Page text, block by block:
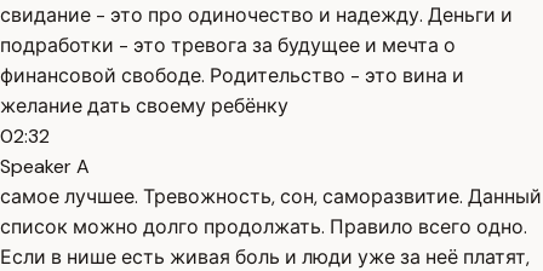
свидание - это про одиночество и надежду. Деньги и
подработки - это тревога за будущее и мечта о
финансовой свободе. Родительство - это вина и
желание дать своему ребёнку
02:32
Speaker A
самое лучшее. Тревожность, сон, саморазвитие. Данный
список можно долго продолжать. Правило всего одно.
Если в нише есть живая боль и люди уже за неё платят,